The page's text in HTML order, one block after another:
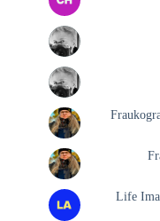
Life